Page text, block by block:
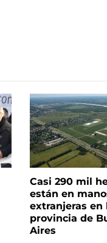
Casi 290 mil
están en
extranjeras en
provincia de
Aires